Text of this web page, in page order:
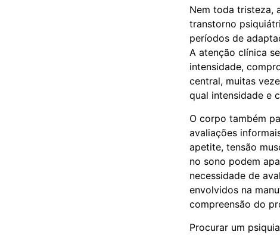
Nem toda tristeza,
transtorno
períodos de
A atenção clínica
intensidade,
central, muitas
qual intensidade e
O corpo também
avaliações
apetite, tensão
no sono podem
necessidade de
envolvidos na
compreensão do
Procurar um